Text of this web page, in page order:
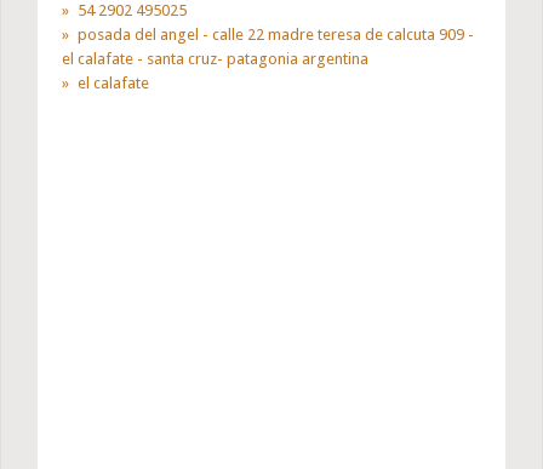
54 2902 495025
posada del angel - calle 22 madre teresa de calcuta 909 -
el calafate - santa cruz- patagonia argentina
el calafate